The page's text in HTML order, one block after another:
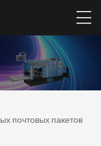
почтовых пакетов